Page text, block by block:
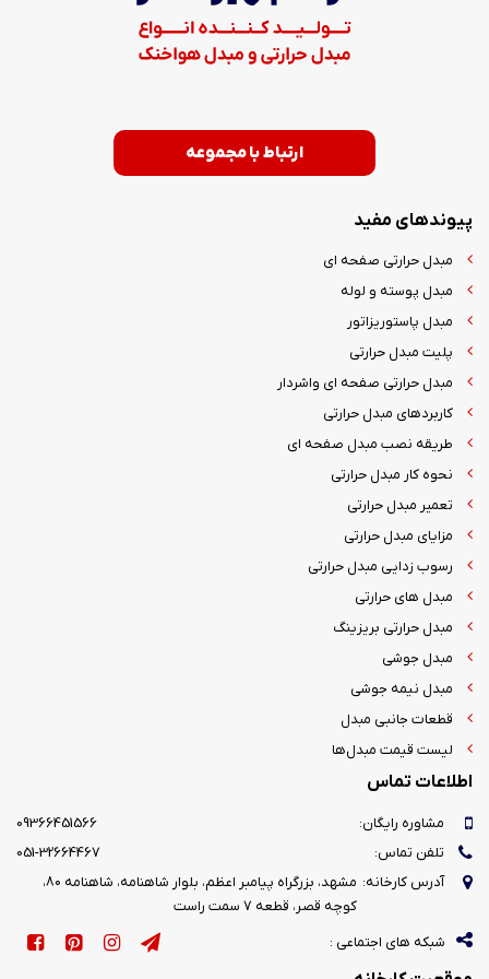
ارتباط با مجموعه
پیوندهای مفید
مبدل حرارتی صفحه ای
مبدل پوسته و لوله
مبدل پاستوریزاتور
پلیت مبدل حرارتی
مبدل حرارتی صفحه ای واشردار
کاربردهای مبدل حرارتی
طریقه نصب مبدل صفحه ای
نحوه کار مبدل حرارتی
تعمیر مبدل حرارتی
مزایای مبدل حرارتی
رسوب زدایی مبدل حرارتی
مبدل های حرارتی
مبدل حرارتی بریزینگ
مبدل جوشی
مبدل نیمه جوشی
قطعات جانبی مبدل
لیست قیمت مبدل‌ها
اطلاعات تماس
مشاوره رایگان:
09366451566
تلفن تماس:
051-32664467
آدرس کارخانه:
مشهد، بزرگراه پیامبر اعظم، بلوار شاهنامه، شاهنامه 80،
کوچه قصر، قطعه 7 سمت راست
شبکه های اجتماعی :